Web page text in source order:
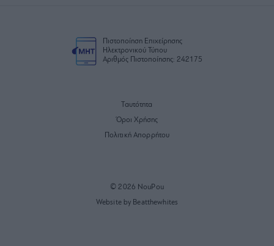
Πιστοποίηση Επιχείρησης
Ηλεκτρονικού Τύπου
Αριθμός Πιστοποίησης: 242175
Ταυτότητα
Όροι Χρήσης
Πολιτική Απορρήτου
© 2026 NouPou
Website by Beatthewhites